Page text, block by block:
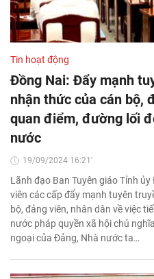
Tin hoạt động
Đồng Nai: Đẩy mạnh
nhận thức của cán bộ,
quan điểm, đường lối
nước
19/09/2024 16:21'
Lãnh đạo Ban Tuyên giáo Tỉnh
viên các cấp đẩy mạnh tuyên
bộ, đảng viên, nhân dân về việc
nước pháp quyền xã hội chủ
ngoại của Đảng, Nhà nước ta…